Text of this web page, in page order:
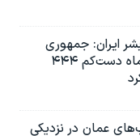
ایران: جمهوری
اسلامی طی ۷ ماه دست‌کم ۴۴۴
عمان در نزدیکی